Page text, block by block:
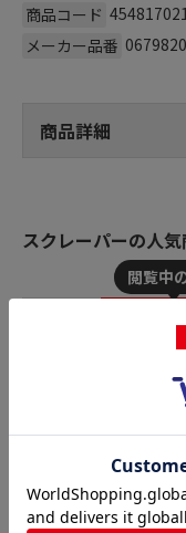
商品コード
メーカー品番 0679820
商品詳細
スクレーパーの人
イーグル
（ご注文単
【直送品】